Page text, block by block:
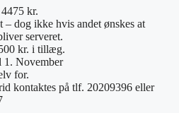
kr.
dog ikke hvis andet ønskes at
serveret.
kr. i tillæg.
1. November
for.
kontaktes på tlf. 20209396 eller